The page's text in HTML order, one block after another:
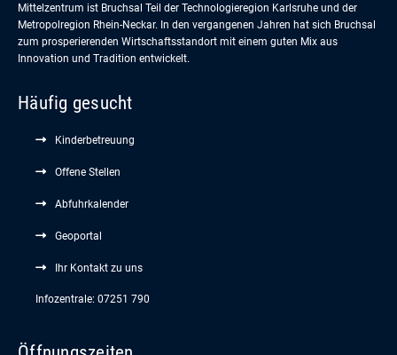
Mittelzentrum ist Bruchsal Teil der Technologieregion Karlsruhe und der
Metropolregion Rhein-Neckar. In den vergangenen Jahren hat sich Bruchsal
zum prosperierenden Wirtschaftsstandort mit einem guten Mix aus
Innovation und Tradition entwickelt.
Häufig gesucht
Kinderbetreuung
Offene Stellen
Abfuhrkalender
Geoportal
Ihr Kontakt zu uns
Infozentrale: 07251 790